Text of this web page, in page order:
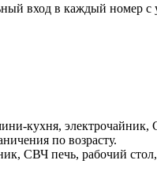
вход в каждый номер с
кухня,
по возрасту.
СВЧ печь, рабочий